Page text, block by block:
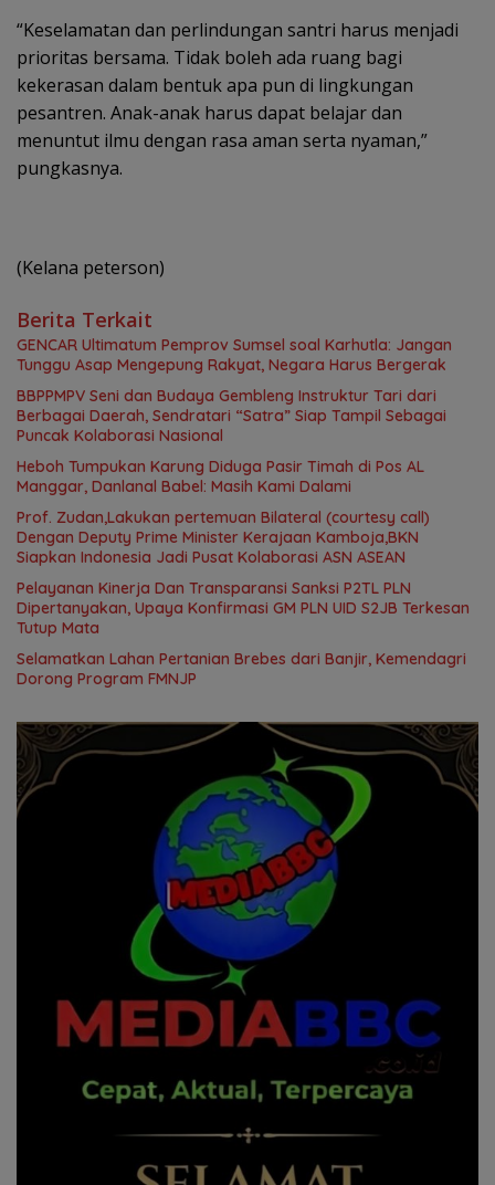
“Keselamatan dan perlindungan santri harus menjadi
prioritas bersama. Tidak boleh ada ruang bagi
kekerasan dalam bentuk apa pun di lingkungan
pesantren. Anak-anak harus dapat belajar dan
menuntut ilmu dengan rasa aman serta nyaman,”
pungkasnya.
(Kelana peterson)
Berita Terkait
GENCAR Ultimatum Pemprov Sumsel soal Karhutla: Jangan
Tunggu Asap Mengepung Rakyat, Negara Harus Bergerak
BBPPMPV Seni dan Budaya Gembleng Instruktur Tari dari
Berbagai Daerah, Sendratari “Satra” Siap Tampil Sebagai
Puncak Kolaborasi Nasional
Heboh Tumpukan Karung Diduga Pasir Timah di Pos AL
Manggar, Danlanal Babel: Masih Kami Dalami
Prof. Zudan,Lakukan pertemuan Bilateral (courtesy call)
Dengan Deputy Prime Minister Kerajaan Kamboja,BKN
Siapkan Indonesia Jadi Pusat Kolaborasi ASN ASEAN
Pelayanan Kinerja Dan Transparansi Sanksi P2TL PLN
Dipertanyakan, Upaya Konfirmasi GM PLN UID S2JB Terkesan
Tutup Mata
Selamatkan Lahan Pertanian Brebes dari Banjir, Kemendagri
Dorong Program FMNJP